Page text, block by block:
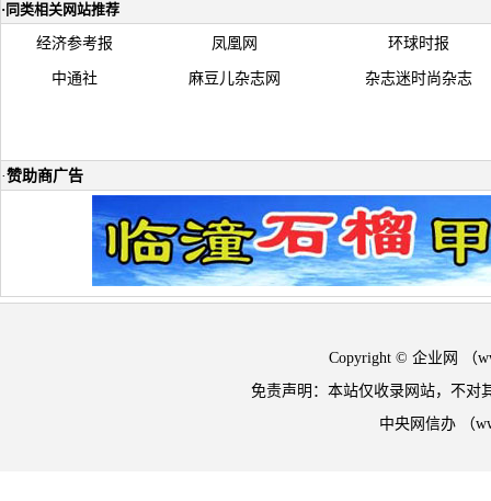
· 同类相关网站推荐
经济参考报 凤凰网 环球时报
中通社 麻豆儿杂志网 杂志迷时尚杂志
·赞助商广告
Copyright © 企业网 （
免责声明：本站仅收录网站，不对
中央网信办 （